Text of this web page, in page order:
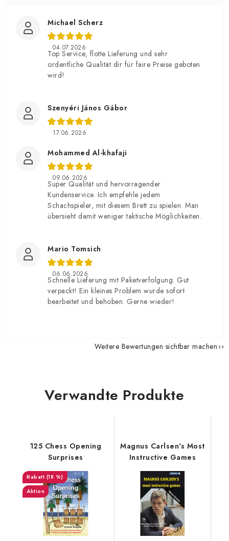
Michael Scherz
04.07.2026
Top Service, flotte Lieferung und sehr
ordentliche Qualität dir für faire Preise geboten
wird!
Szenyéri János Gábor
17.06.2026
Mohammed Al-khafaji
09.06.2026
Super Qualität und hervorragender
Kundenservice. Ich empfehle jedem
Schachspieler, mit diesem Brett zu spielen. Man
übersieht damit weniger taktische Möglichkeiten.
Mario Tomsich
06.06.2026
Schnelle Lieferung mit Paketverfolgung. Gut
verpackt! Ein kleines Problem wurde sofort
bearbeitet und behoben. Gerne wieder!
Weitere Bewertungen sichtbar machen
Verwandte Produkte
125 Chess Opening
Surprises
(18 %)
Aktion
Magnus Carlsen's Most
Instructive Games